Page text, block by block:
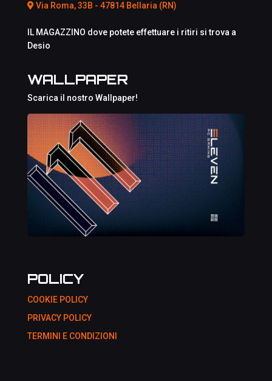
Via Roma, 33B - 47814 Bellaria (RN)
IL MAGAZZINO dove potete effettuare i ritiri si trova a
Desio
WALLPAPER
Scarica il nostro Wallpaper!
POLICY
COOKIE POLICY
PRIVACY POLICY
TERMINI E CONDIZIONI